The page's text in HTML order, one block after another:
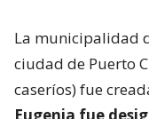
La municipalidad
ciudad de Puerto
caseríos) fue